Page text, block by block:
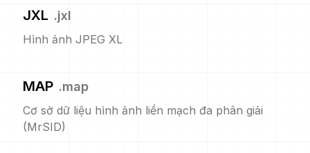
JXL .jxl
Hình ảnh JPEG XL
MAP .map
Cơ sở dữ liệu hình ảnh liền mạch đa phân giải
(MrSID)